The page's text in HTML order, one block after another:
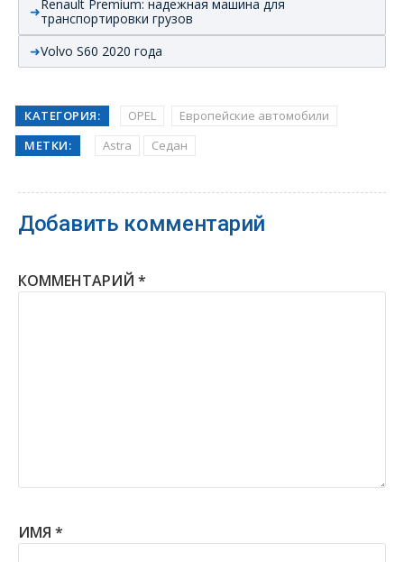
Renault Premium: надежная машина для
транспортировки грузов
Volvo S60 2020 года
КАТЕГОРИЯ: OPEL
Европейские автомобили
МЕТКИ:
Astra Седан
Добавить комментарий
КОММЕНТАРИЙ *
ИМЯ *